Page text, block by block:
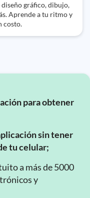
gráfico, dibujo,
Aprende a tu ritmo y
costo.
para obtener
sin tener
tu celular;
a más de 5000
y